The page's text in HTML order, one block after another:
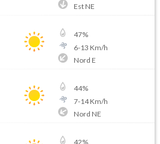
Est NE
47%
6-13 Km/h
Nord E
44%
7-14Km/h
Nord NE
42%